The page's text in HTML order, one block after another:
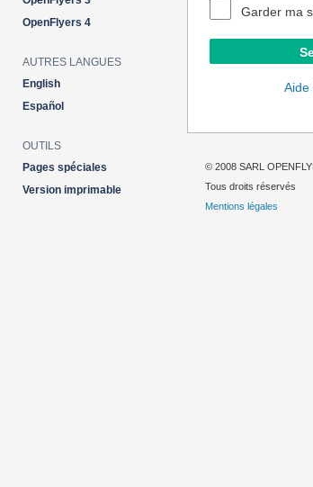
Garder ma
Aide
OpenFlyers 4
AUTRES LANGUES
English
Español
OUTILS
Pages spéciales
Version imprimable
© 2008 SARL
Tous droits réservés
Mentions légales